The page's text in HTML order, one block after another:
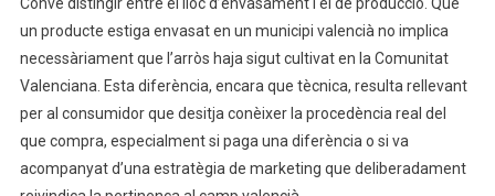
un producte estiga envasat en un municipi valencià no implica
necessàriament que l’arròs haja sigut cultivat en la Comunitat
Valenciana. Esta diferència, encara que tècnica, resulta rellevant
per al consumidor que desitja conèixer la procedència real del
que compra, especialment si paga una diferència o si va
acompanyat d’una estratègia de marketing que deliberadament